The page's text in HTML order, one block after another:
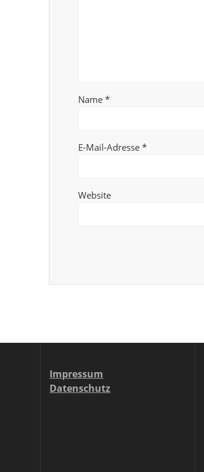
Name*
E-Mail-Adresse*
Website
Impressum
Datenschutz